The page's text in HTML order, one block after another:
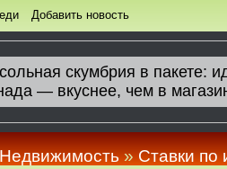
Добавить новость
Недвижимость»Ставки по